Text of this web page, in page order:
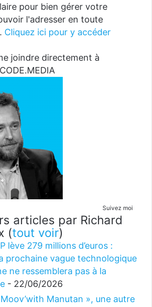
pour bien gérer votre
l'adresser en toute
Cliquez ici pour y accéder
joindre directement à
Suivez moi
articles par Richard
(tout voir)
lève 279 millions d’euros :
prochaine vague technologique
ne ressemblera pas à la
- 22/06/2026
Manutan », une autre